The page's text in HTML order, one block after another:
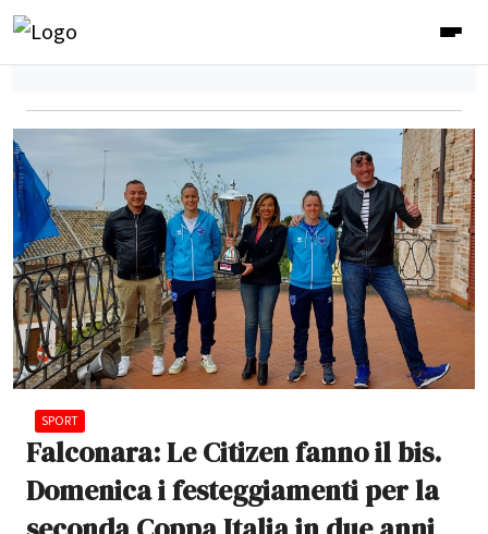
SPORT
Falconara: Le Citizen fanno il bis.
Domenica i festeggiamenti per la